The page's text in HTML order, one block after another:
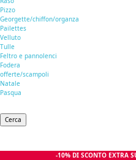
Pizzo
Georgette/chiffon/organza
Pailettes
Velluto
Tulle
Feltro e pannolenci
Fodera
offerte/scampoli
Natale
Pasqua
Cerca
-10% DI SCONTO EXTRA